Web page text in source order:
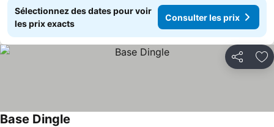
Sélectionnez des dates pour voir
les prix exacts
Consulter les prix
Partager
Base Dingle